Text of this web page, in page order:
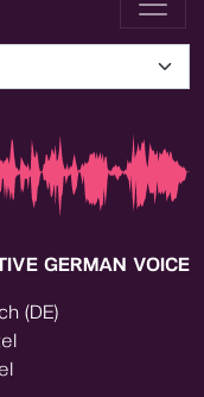
GERMAN VOICE
(DE)